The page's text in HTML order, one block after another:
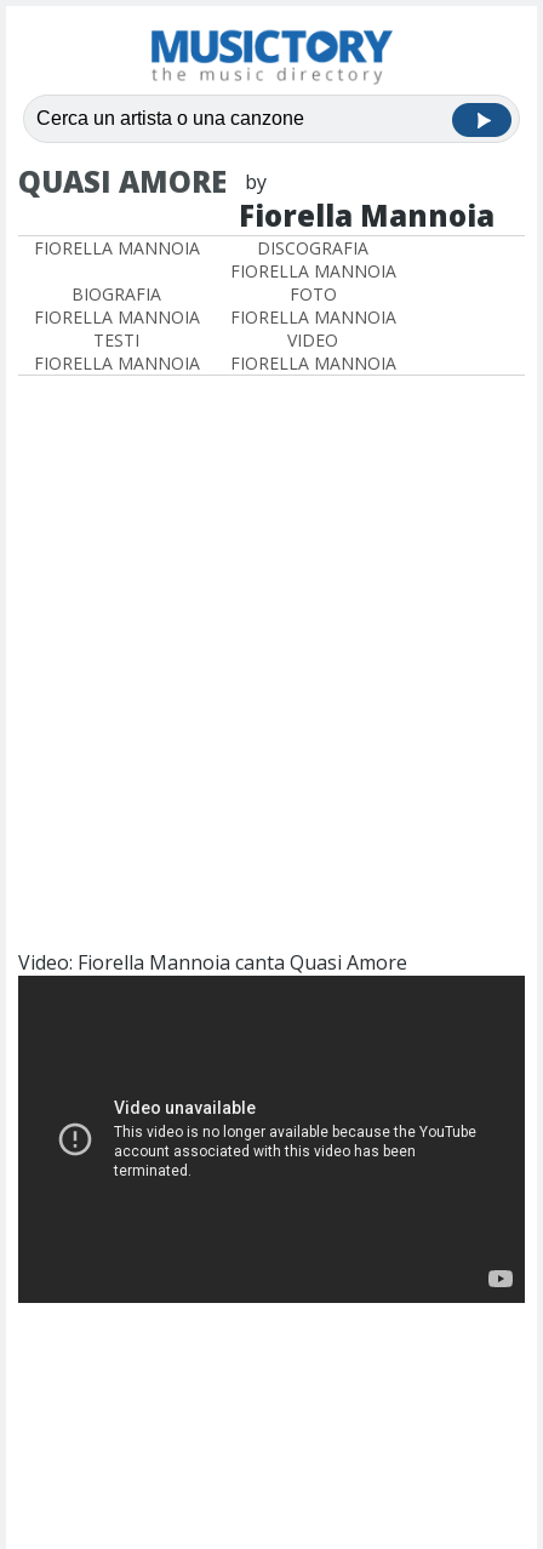
QUASI AMORE by
Fiorella Mannoia
FIORELLA MANNOIA
DISCOGRAFIA
FIORELLA MANNOIA
BIOGRAFIA
FIORELLA MANNOIA
FOTO
FIORELLA MANNOIA
TESTI
FIORELLA MANNOIA
VIDEO
FIORELLA MANNOIA
Video: Fiorella Mannoia canta Quasi Amore